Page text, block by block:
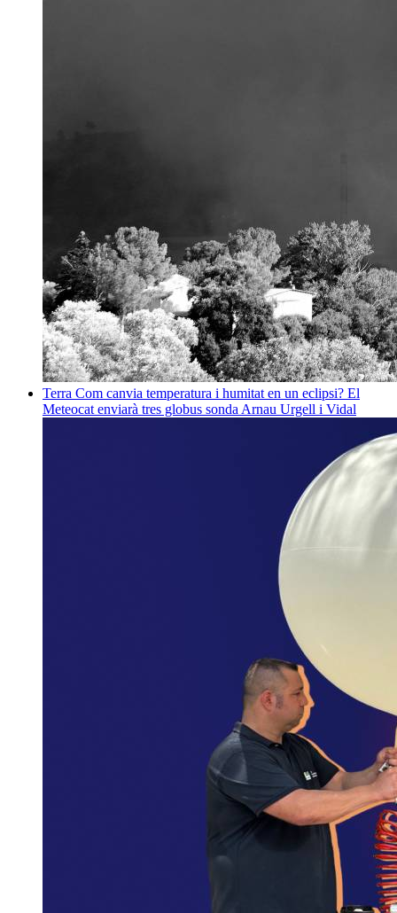
Terra Com canvia temperatura i humitat en un eclipsi? El
Meteocat enviarà tres globus sonda Arnau Urgell i Vidal